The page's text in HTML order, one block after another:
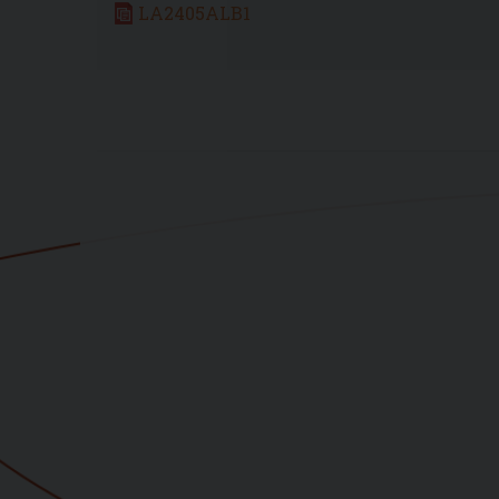
LA2405ALB1